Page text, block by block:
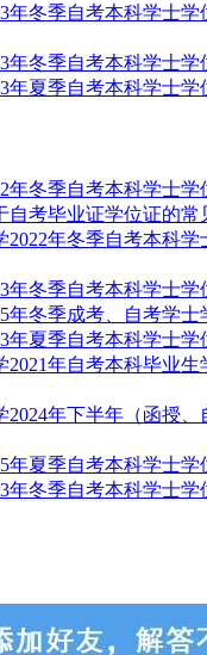
年冬季自考本科学士
年冬季自考本科学士
年夏季自考本科学士学
年冬季自考本科学士学
自考毕业证学位证的常
2022年冬季自考本科
年冬季自考本科学士
年冬季成考、自考学士
年夏季自考本科学士
2021年自考本科毕业
2024年下半年（函授
年夏季自考本科学士学
年冬季自考本科学士